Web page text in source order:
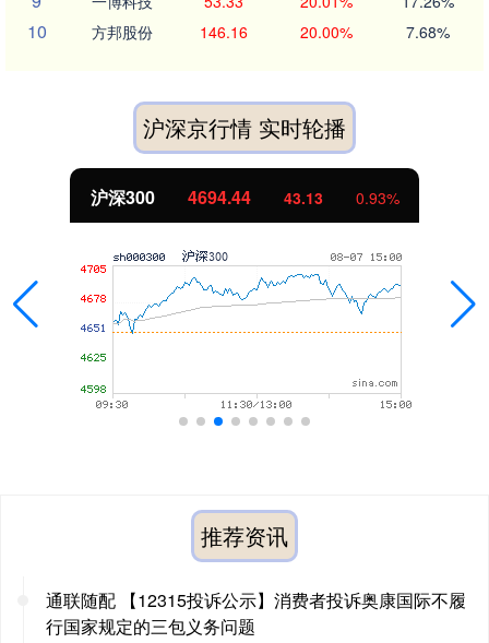
10 方邦股份 146.16 20.00% 7.68%
沪深京行情 实时轮播
沪深300 4694.44 43.13 0.93%
推荐资讯
通联随配 【12315投诉公示】消费者投诉奥康国际不履
行国家规定的三包义务问题